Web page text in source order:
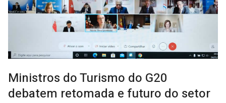
Ministros do Turismo do G20
debatem retomada e futuro do setor